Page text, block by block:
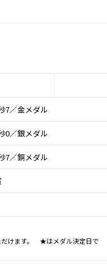
7／金メダル
0／銀メダル
7／銅メダル
だけます。 ★はメダル決定日で